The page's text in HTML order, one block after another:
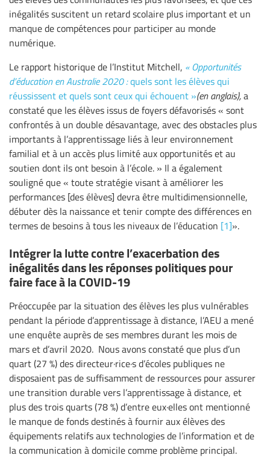
inégalités suscitent un retard scolaire plus important et un
manque de compétences pour participer au monde
numérique.
Le rapport historique de l’Institut Mitchell, « Opportunités
d’éducation en Australie 2020 :quels sont les élèves qui
réussissent et quels sont ceux qui échouent »(en anglais),a
constaté que les élèves issus de foyers défavorisés « sont
confrontés à un double désavantage, avec des obstacles plus
importants à l’apprentissage liés à leur environnement
familial et à un accès plus limité aux opportunités et au
soutien dont ils ont besoin à l’école. » Il a également
souligné que « toute stratégie visant à améliorer les
performances [des élèves] devra être multidimensionnelle,
débuter dès la naissance et tenir compte des différences en
termes de besoins à tous les niveaux de l’éducation [1]».
Intégrer la lutte contre l’exacerbation des
inégalités dans les réponses politiques pour
faire face à la COVID-19
Préoccupée par la situation des élèves les plus vulnérables
pendant la période d’apprentissage à distance, l’AEU a mené
une enquête auprès de ses membres durant les mois de
mars et d’avril 2020. Nous avons constaté que plus d’un
quart (27 %) des directeur·rice·s d’écoles publiques ne
disposaient pas de suffisamment de ressources pour assurer
une transition durable vers l’apprentissage à distance, et
plus des trois quarts (78 %) d’entre eux·elles ont mentionné
le manque de fonds destinés à fournir aux élèves des
équipements relatifs aux technologies de l’information et de
la communication à domicile comme problème principal.